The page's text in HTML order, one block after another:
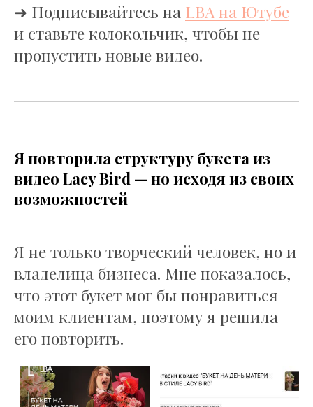
➜ Подписывайтесь на LBA на Ютубе
и ставьте колокольчик, чтобы не
пропустить новые видео.
Я повторила структуру букета из
видео Lacy Bird — но исходя из своих
возможностей
Я не только творческий человек, но и
владелица бизнеса. Мне показалось,
что этот букет мог бы понравиться
моим клиентам, поэтому я решила
его повторить.